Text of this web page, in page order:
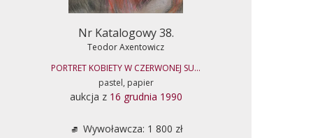
Nr Katalogowy 38.
Teodor Axentowicz
PORTRET KOBIETY W CZERWONEJ SU...
pastel, papier
aukcja z 16 grudnia 1990
Wywoławcza: 1 800 zł